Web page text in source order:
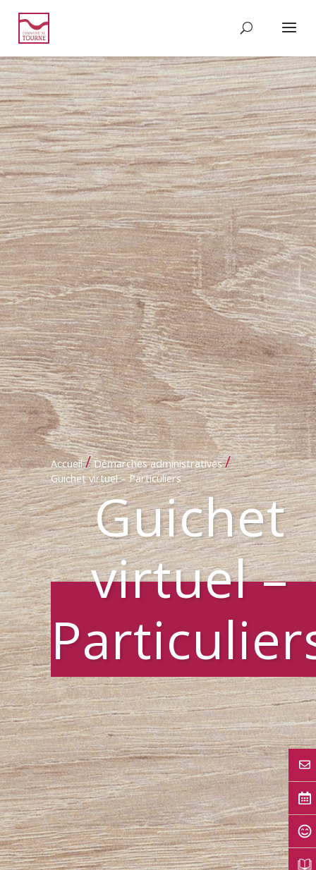
Accueil / Démarches administratives /
Guichet virtuel – Particuliers
Guichet
virtuel –